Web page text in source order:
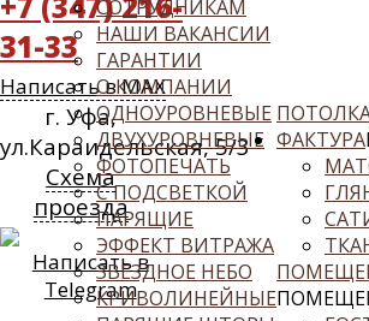
СОТРУДНИКАМ
НАШИ ВАКАНСИИ
ГАРАНТИИ
О КОМПАНИИ
ОДНОУРОВНЕВЫЕ
ДВУХУРОВНЕВЫЕ
ФОТОПЕЧАТЬ
С ПОДСВЕТКОЙ
ПАРЯЩИЕ
ЭФФЕКТ ВИТРАЖА
ЗВЕЗДНОЕ НЕБО
КРИВОЛИНЕЙНЫЕ
ФАКТУРА
31-33
Написать в MAX
г. Уфа,
ул.Караидельская, 5/3
Схема
проезда
Написать в
Telegram